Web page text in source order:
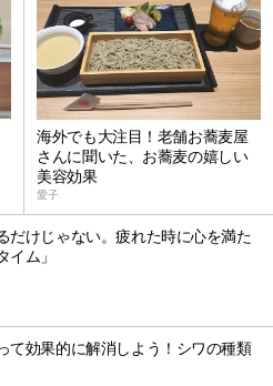
海外でも大注目！老舗お蕎麦屋
さんに聞いた、お蕎麦の嬉しい
美容効果
愛子
だけじゃない。疲れた時に心を満た
イム」
て効果的に解消しよう！シワの種類